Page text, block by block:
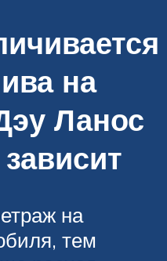
на
Ланос
на
тем